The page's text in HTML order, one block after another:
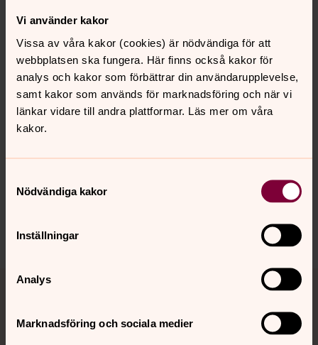
Vi använder kakor
Vissa av våra kakor (cookies) är nödvändiga för att
webbplatsen ska fungera. Här finns också kakor för
analys och kakor som förbättrar din användarupplevelse,
samt kakor som används för marknadsföring och när vi
länkar vidare till andra plattformar. Läs mer om våra
kakor.
Nödvändiga kakor
Inställningar
Analys
Marknadsföring och sociala medier
skidor och har tävlingsåkt själv när jag var yngre.
Något vi inte visste om dig?Jag slutade tävla i skidor
1992 men innan dess har jag tävlat mot Jörgen Brink och
faktiskt vunnit någon gång! Vi är lika gamla, Jörgen Brink
och jag.
Synpunkter eller frågor på sidans
innehåll?
Dela
Tillbaka till toppen
Tillbaka till innehållet